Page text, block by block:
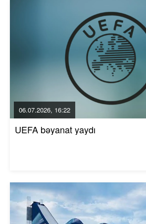
06.07.2026, 16:22
UEFA bəyanat yaydı